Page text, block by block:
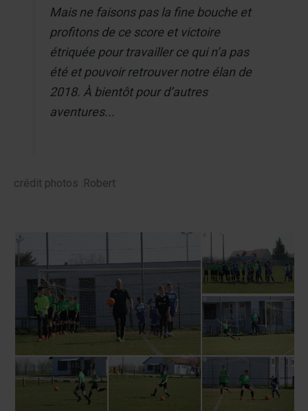
Mais ne faisons pas la fine bouche et
profitons de ce score et victoire
étriquée pour travailler ce qui n’a pas
été et pouvoir retrouver notre élan de
2018. À bientôt pour d’autres
aventures...
crédit photos :Robert